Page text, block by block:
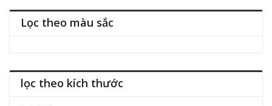
Lọc theo màu sắc
lọc theo kích thước